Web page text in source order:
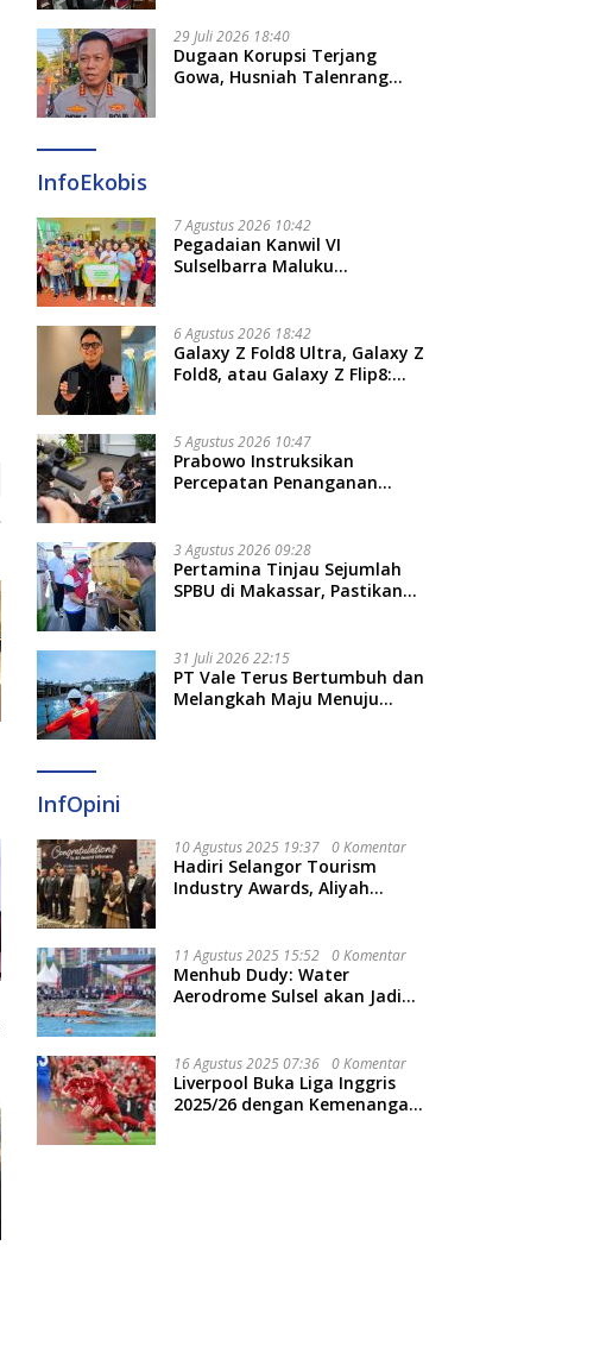
Rp16 Miliar
29 Juli 2026 18:40
Dugaan Korupsi Terjang
Gowa, Husniah Talenrang
InfoEkobis
7 Agustus 2026 10:42
Pegadaian Kanwil VI
Sulselbarra Maluku
Masyarakat
6 Agustus 2026 18:42
Galaxy Z Fold8 Ultra, Galaxy Z
Fold8, atau Galaxy Z Flip8:
5 Agustus 2026 10:47
Prabowo Instruksikan
Percepatan Penanganan
3 Agustus 2026 09:28
Pertamina Tinjau Sejumlah
SPBU di Makassar, Pastikan
31 Juli 2026 22:15
PT Vale Terus Bertumbuh dan
Melangkah Maju Menuju
InfOpini
10 Agustus 2025 19:37 0 Komentar
Hadiri Selangor Tourism
Industry Awards, Aliyah
11 Agustus 2025 15:52 0 Komentar
Menhub Dudy: Water
Aerodrome Sulsel akan Jadi
16 Agustus 2025 07:36 0 Komentar
Liverpool Buka Liga Inggris
2025/26 dengan Kemenangan,